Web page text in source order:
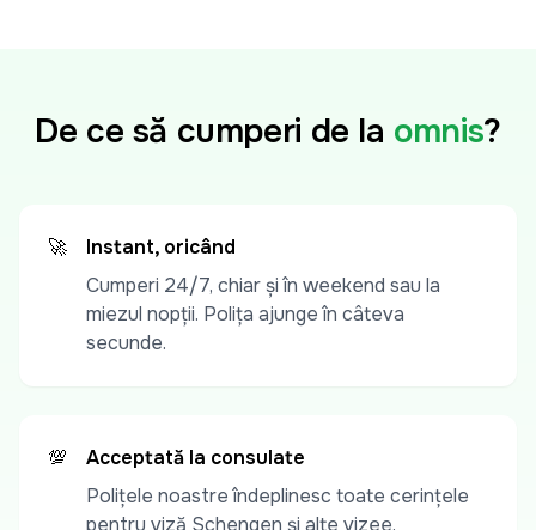
De ce să cumperi de la omnis?
🚀
Instant, oricând
Cumperi 24/7, chiar și în weekend sau la
miezul nopții. Polița ajunge în câteva
secunde.
💯
Acceptată la consulate
Polițele noastre îndeplinesc toate cerințele
pentru viză Schengen și alte vizee.